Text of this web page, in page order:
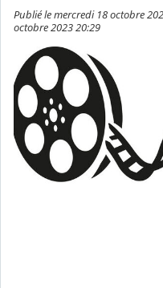
Publié le mercredi 18 octobre
octobre 2023 20:29